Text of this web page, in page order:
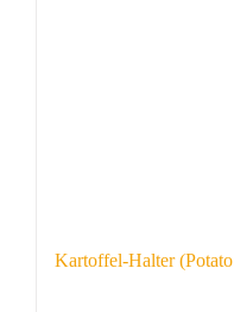
Kartoffel-Halter